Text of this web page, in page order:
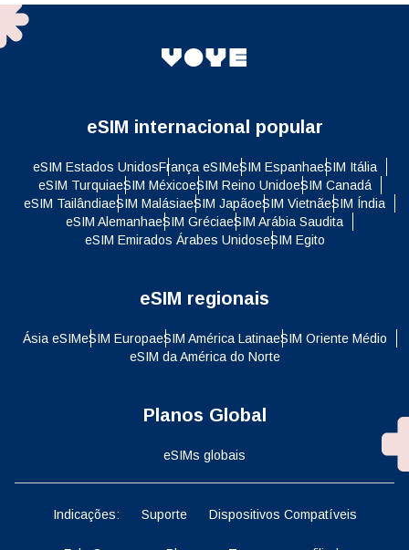
eSIM internacional popular
eSIM Estados UnidosFrança eSIMeSIM EspanhaeSIM Itália
eSIM TurquiaeSIM MéxicoeSIM Reino UnidoeSIM Canadá
eSIM TailândiaeSIM MalásiaeSIM JapãoeSIM VietnãeSIM Índia
eSIM AlemanhaeSIM GréciaeSIM Arábia Saudita
eSIM Emirados Árabes UnidoseSIM Egito
eSIM regionais
Ásia eSIMeSIM EuropaeSIM América LatinaeSIM Oriente Médio
eSIM da América do Norte
Planos Global
eSIMs globais
Indicações: Suporte Dispositivos Compatíveis